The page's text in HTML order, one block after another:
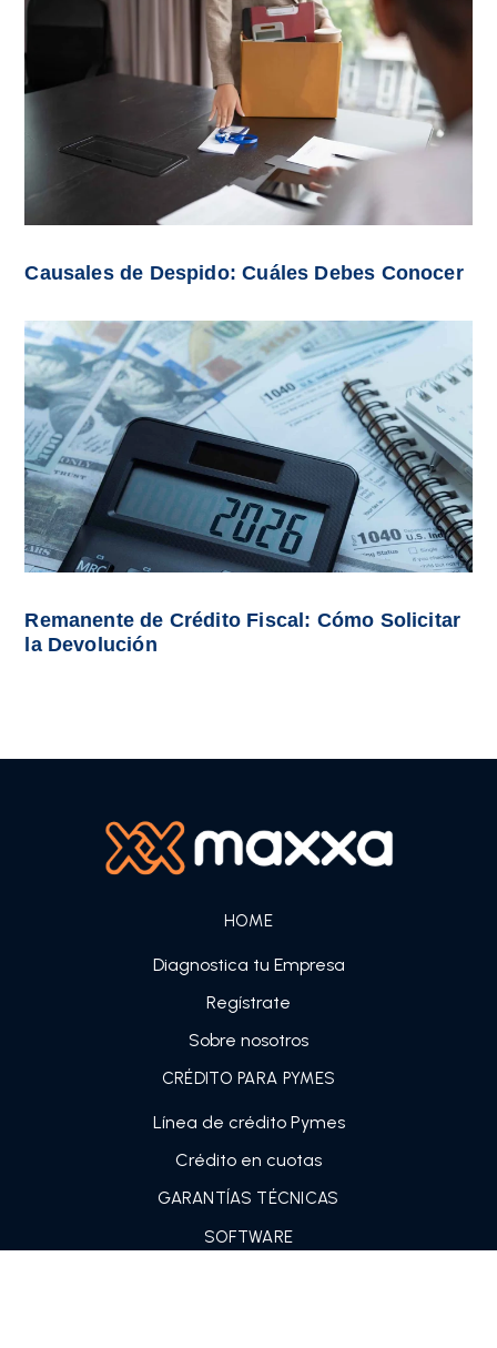
Causales de Despido: Cuáles Debes Conocer
Remanente de Crédito Fiscal: Cómo Solicitar
la Devolución
HOME
Diagnostica tu Empresa
Regístrate
Sobre nosotros
CRÉDITO PARA PYMES
Línea de crédito Pymes
Crédito en cuotas
GARANTÍAS TÉCNICAS
SOFTWARE